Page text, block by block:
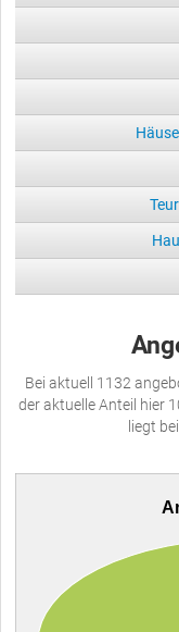
Bei aktuell 1132
der aktuelle Anteil hier
liegt